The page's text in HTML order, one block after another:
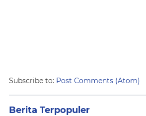
Subscribe to: Post Comments (Atom)
Berita Terpopuler